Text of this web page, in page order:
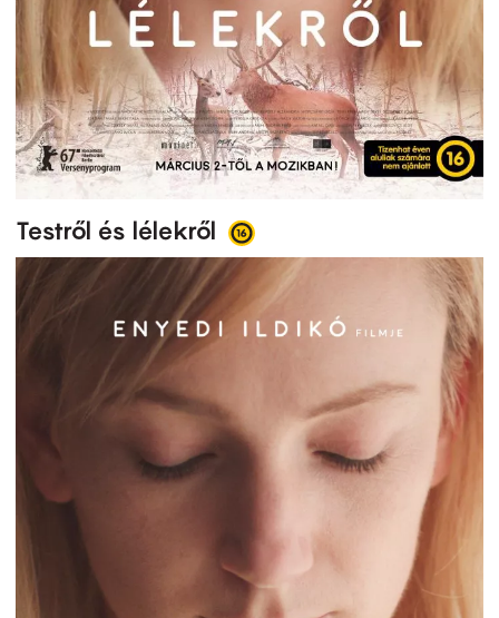
Testről és lélekről